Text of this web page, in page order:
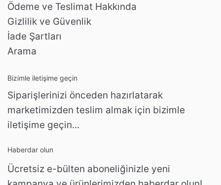
Ödeme ve Teslimat Hakkında
Gizlilik ve Güvenlik
İade Şartları
Arama
Bizimle iletişime geçin
Siparişlerinizi önceden hazırlatarak
marketimizden teslim almak için bizimle
iletişime geçin...
Haberdar olun
Ücretsiz e-bülten aboneliğinizle yeni